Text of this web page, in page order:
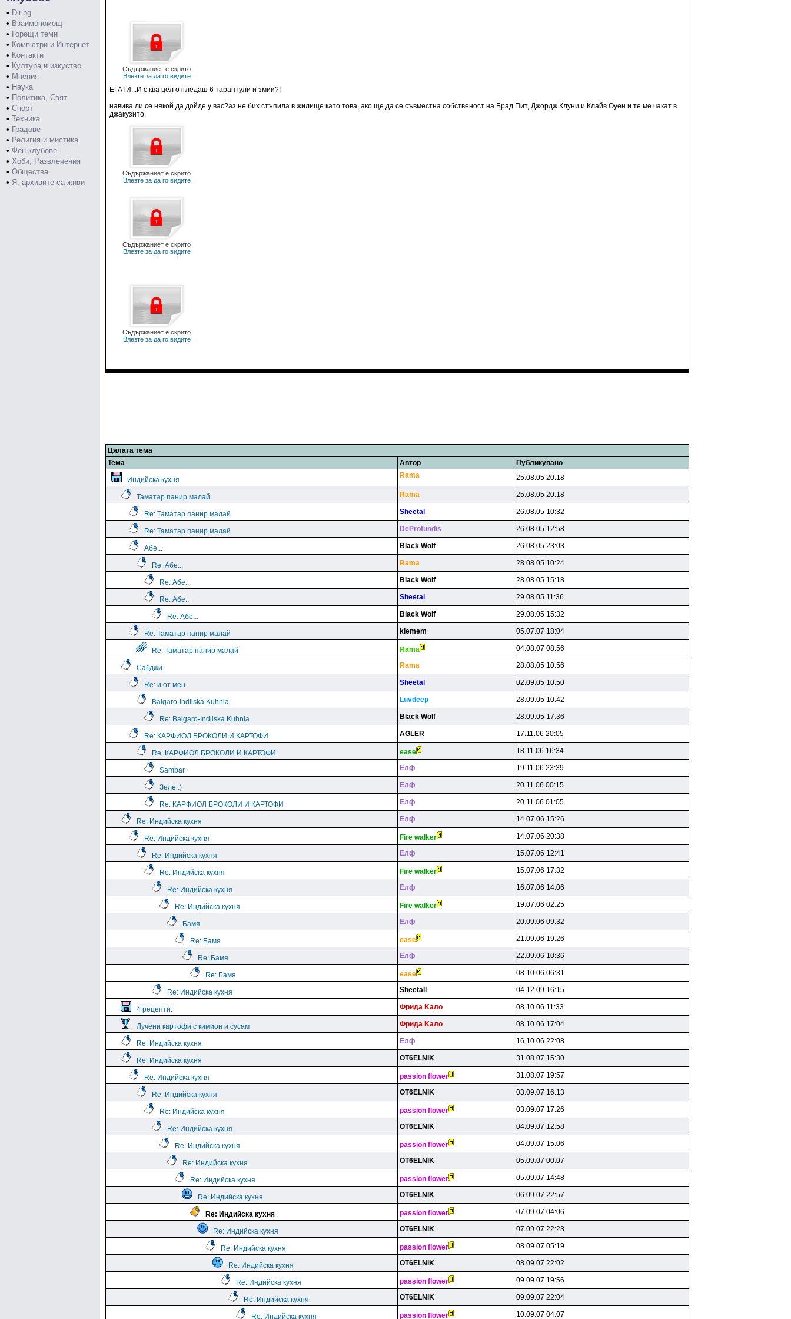
• Dir.bg
• Взаимопомощ
• Горещи теми
• Компютри и Интернет
• Контакти
• Култура и изкуство
• Мнения
• Наука
• Политика, Свят
• Спорт
• Техника
• Градове
• Религия и мистика
• Фен клубове
• Хоби, Развлечения
• Общества
• Я, архивите са живи
Съдържаниет е скрито
Влезте за да го видите
ЕГАТИ...И с ква цел отгледаш 6 тарантули и змии?!
навива ли се някой да дойде у вас?аз не бих стъпила в жилище като това, ако ще да се съвместна собственост на Брад Пит, Джордж Клуни и Клайв Оуен и те ме чакат в
джакузито.
Съдържаниет е скрито
Влезте за да го видите
Съдържаниет е скрито
Влезте за да го видите
Съдържаниет е скрито
Влезте за да го видите
Цялата тема
Тема
Автор Публикувано
Индийска кухня
Rama 25.08.05 20:18
Таматар панир малай Rama 25.08.05 20:18
Re: Таматар панир малай Sheetal 26.08.05 10:32
Re: Таматар панир малай DeProfundis 26.08.05 12:58
Абе... Black Wolf 26.08.05 23:03
Re: Абе... Rama 28.08.05 10:24
Re: Абе... Black Wolf 28.08.05 15:18
Re: Абе... Sheetal 29.08.05 11:36
Re: Абе... Black Wolf 29.08.05 15:32
Re: Таматар панир малай klemem 05.07.07 18:04
Re: Таматар панир малай Rama 04.08.07 08:56
Сабджи Rama 28.08.05 10:56
Re: и от мен Sheetal 02.09.05 10:50
Balgaro-Indiiska Kuhnia Luvdeep 28.09.05 10:42
Re: Balgaro-Indiiska Kuhnia Black Wolf 28.09.05 17:36
Re: КАРФИОЛ БРОКОЛИ И КАРТОФИ AGLER 17.11.06 20:05
Re: КАРФИОЛ БРОКОЛИ И КАРТОФИ ease 18.11.06 16:34
Sambar Eлф 19.11.06 23:39
Зеле :) Eлф 20.11.06 00:15
Re: КАРФИОЛ БРОКОЛИ И КАРТОФИ Eлф 20.11.06 01:05
Re: Индийска кухня Eлф 14.07.06 15:26
Re: Индийска кухня Fire walker 14.07.06 20:38
Re: Индийска кухня Eлф 15.07.06 12:41
Re: Индийска кухня Fire walker 15.07.06 17:32
Re: Индийска кухня Eлф 16.07.06 14:06
Re: Индийска кухня Fire walker 19.07.06 02:25
Бамя Eлф 20.09.06 09:32
Re: Бамя ease 21.09.06 19:26
Re: Бамя Eлф 22.09.06 10:36
Re: Бамя ease 08.10.06 06:31
Re: Индийска кухня Sheetall 04.12.09 16:15
4 рецепти: Фpидa Kaлo 08.10.06 11:33
Лучени картофи с кимион и сусам Фpидa Kaлo 08.10.06 17:04
Re: Индийска кухня Eлф 16.10.06 22:08
Re: Индийска кухня OT6ELNlK 31.08.07 15:30
Re: Индийска кухня passion flower 31.08.07 19:57
Re: Индийска кухня OT6ELNlK 03.09.07 16:13
Re: Индийска кухня passion flower 03.09.07 17:26
Re: Индийска кухня OT6ELNlK 04.09.07 12:58
Re: Индийска кухня passion flower 04.09.07 15:06
Re: Индийска кухня OT6ELNlK 05.09.07 00:07
Re: Индийска кухня passion flower 05.09.07 14:48
Re: Индийска кухня OT6ELNlK 06.09.07 22:57
Re: Индийска кухня passion flower 07.09.07 04:06
Re: Индийска кухня OT6ELNlK 07.09.07 22:23
Re: Индийска кухня passion flower 08.09.07 05:19
Re: Индийска кухня OT6ELNlK 08.09.07 22:02
Re: Индийска кухня passion flower 09.09.07 19:56
Re: Индийска кухня OT6ELNlK 09.09.07 22:04
Re: Индийска кухня passion flower 10.09.07 04:07